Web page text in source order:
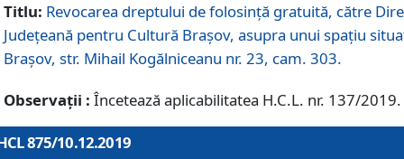
Titlu: Revocarea dreptului de folosinţă gratuită, către
Judeţeană pentru Cultură Braşov, asupra unui spaţiu
Braşov, str. Mihail Kogălniceanu nr. 23, cam. 303.
Observații : Încetează aplicabilitatea H.C.L. nr. 137/2019.
875/10.12.2019